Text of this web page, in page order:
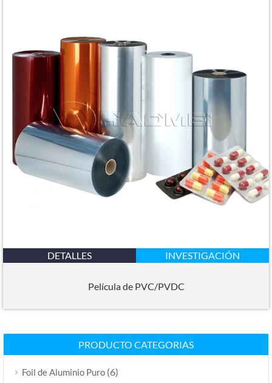
DETALLES INVESTIGACIÓN
Película de PVC/PVDC
PRODUCTO CATEGORIAS
Foil de Aluminio Puro (6)